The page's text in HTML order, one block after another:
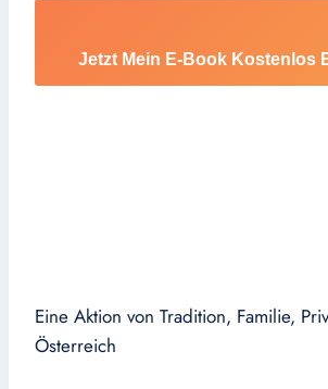
Jetzt Mein E-Book Kostenlos
Eine Aktion von Tradition, Familie,
Österreich